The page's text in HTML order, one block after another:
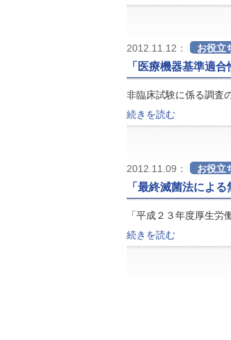
2012.11.12： お役立
「医療機器基準適
非臨床試験に係る調査
続きを読む
2012.11.09： お役立
「最終滅菌法によ
「平成２３年度厚生
続きを読む